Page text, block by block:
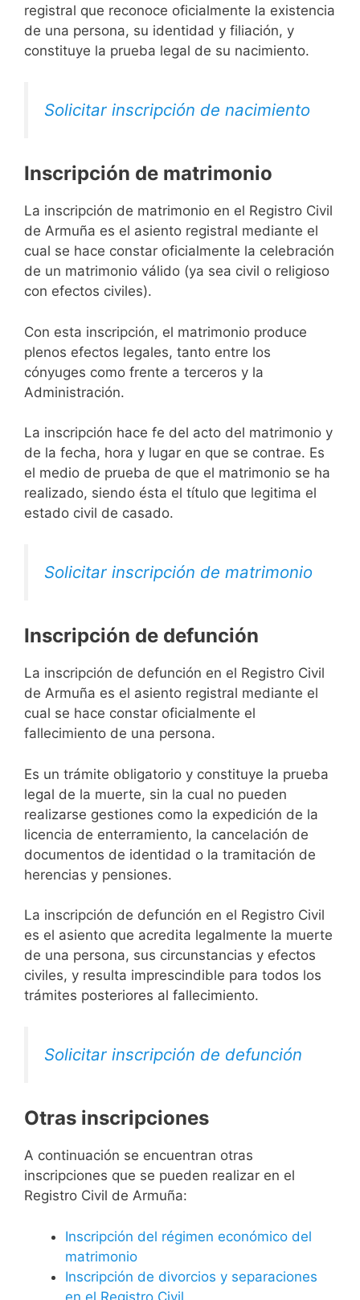
registral que reconoce oficialmente la existencia
de una persona, su identidad y filiación, y
constituye la prueba legal de su nacimiento.
Solicitar inscripción de nacimiento
Inscripción de matrimonio
La inscripción de matrimonio en el Registro Civil
de Armuña es el asiento registral mediante el
cual se hace constar oficialmente la celebración
de un matrimonio válido (ya sea civil o religioso
con efectos civiles).
Con esta inscripción, el matrimonio produce
plenos efectos legales, tanto entre los
cónyuges como frente a terceros y la
Administración.
La inscripción hace fe del acto del matrimonio y
de la fecha, hora y lugar en que se contrae. Es
el medio de prueba de que el matrimonio se ha
realizado, siendo ésta el título que legitima el
estado civil de casado.
Solicitar inscripción de matrimonio
Inscripción de defunción
La inscripción de defunción en el Registro Civil
de Armuña es el asiento registral mediante el
cual se hace constar oficialmente el
fallecimiento de una persona.
Es un trámite obligatorio y constituye la prueba
legal de la muerte, sin la cual no pueden
realizarse gestiones como la expedición de la
licencia de enterramiento, la cancelación de
documentos de identidad o la tramitación de
herencias y pensiones.
La inscripción de defunción en el Registro Civil
es el asiento que acredita legalmente la muerte
de una persona, sus circunstancias y efectos
civiles, y resulta imprescindible para todos los
trámites posteriores al fallecimiento.
Solicitar inscripción de defunción
Otras inscripciones
A continuación se encuentran otras
inscripciones que se pueden realizar en el
Registro Civil de Armuña:
Inscripción del régimen económico del
matrimonio
Inscripción de divorcios y separaciones
en el Registro Civil